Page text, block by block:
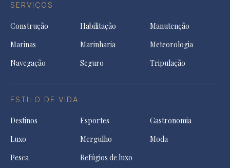
SERVIÇOS
Construção Habilitação
Manutenção
Marinas
Marinharia
Meteorologia
Navegação
Seguro Tripulação
ESTILO DE VIDA
Destinos Esportes
Gastronomia
Luxo
Mergulho
Moda
Pesca
Refúgios de luxo